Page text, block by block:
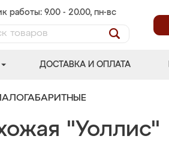
работы: 9.00 - 20.00, пн-вс
ДОСТАВКА И ОПЛАТА
"Уоллис"